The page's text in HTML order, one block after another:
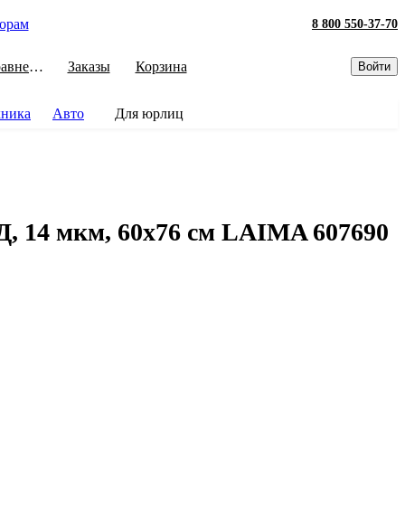
8 800 550-37-70
Сравнение Заказы Корзина Войти
Авто Для юрлиц
14 мкм, 60x76 см LAIMA 607690